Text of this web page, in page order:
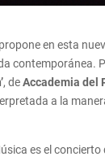
en esta
contemporánea.
, deAccademia del
a la
es el concierto